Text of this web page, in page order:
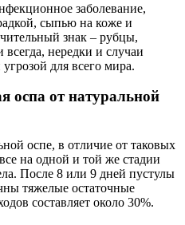
заболевание,
сыпью на коже и
знак – рубцы,
всегда, нередки и случаи
для всего мира.
оспа от натуральной
оспе, в отличие от таковых
на одной и той же стадии
После 8 или 9 дней пустулы
тяжелые остаточные
составляет около 30%.